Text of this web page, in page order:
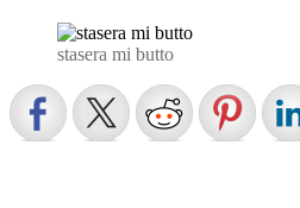
stasera mi butto